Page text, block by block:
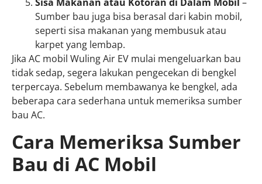
Sumber bau juga bisa berasal dari kabin mobil,
seperti sisa makanan yang membusuk atau
karpet yang lembap.
Jika AC mobil Wuling Air EV mulai mengeluarkan bau
tidak sedap, segera lakukan pengecekan di bengkel
terpercaya. Sebelum membawanya ke bengkel, ada
beberapa cara sederhana untuk memeriksa sumber
bau AC.
Cara Memeriksa Sumber
Bau di AC Mobil